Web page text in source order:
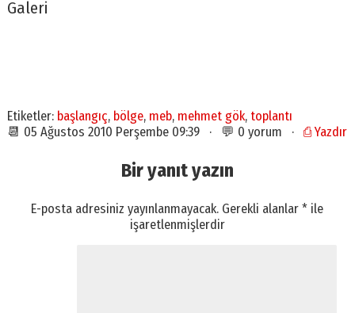
Galeri
Etiketler: başlangıç, bölge, meb, mehmet gök, toplantı
📆 05 Ağustos 2010 Perşembe 09:39 · 💬 0 yorum · ⎙ Yazdır
Bir yanıt yazın
E-posta adresiniz yayınlanmayacak. Gerekli alanlar* ile
işaretlenmişlerdir